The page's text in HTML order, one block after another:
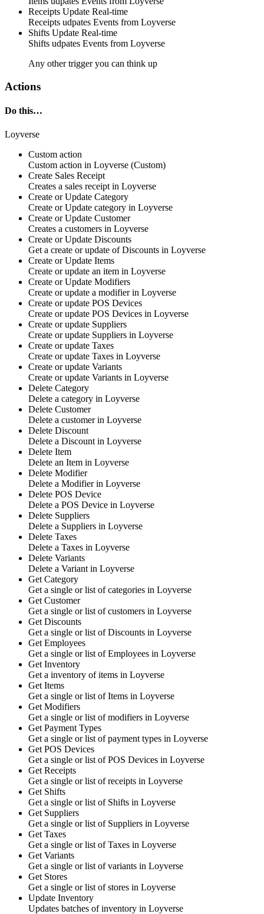
Receipts Update Real-time
Receipts udpates Events from Loyverse
Shifts Update Real-time
Shifts udpates Events from Loyverse
Any other trigger you can think up
Actions
Do this…
Loyverse
Custom action
Custom action in Loyverse (Custom)
Create Sales Receipt
Creates a sales receipt in Loyverse
Create or Update Category
Create or Update category in Loyverse
Create or Update Customer
Creates a customers in Loyverse
Create or Update Discounts
Get a create or update of Discounts in Loyverse
Create or Update Items
Create or update an item in Loyverse
Create or Update Modifiers
Create or update a modifierin Loyverse
Create or update POS Devices
Create or update POS Devices in Loyverse
Create or update Suppliers
Create or update Suppliers in Loyverse
Create or update Taxes
Create or update Taxes in Loyverse
Create or update Variants
Create or update Variants in Loyverse
Delete Category
Delete a category in Loyverse
Delete Customer
Delete a customerin Loyverse
Delete Discount
Delete a Discount in Loyverse
Delete Item
Delete an Item in Loyverse
Delete Modifier
Delete a Modifierin Loyverse
Delete POS Device
Delete a POS Device in Loyverse
Delete Suppliers
Delete a Suppliers in Loyverse
Delete Taxes
Delete a Taxes in Loyverse
Delete Variants
Delete a Variant in Loyverse
Get Category
Get a single or list of categories in Loyverse
Get Customer
Get a single or list of customers in Loyverse
Get Discounts
Get a single or list of Discounts in Loyverse
Get Employees
Get a single or list of Employees in Loyverse
Get Inventory
Get a inventory of items in Loyverse
Get Items
Get a single or list of Items in Loyverse
Get Modifiers
Get a single or list of modifiers in Loyverse
Get Payment Types
Get a single or list of payment types in Loyverse
Get POS Devices
Get a single or list of POS Devices in Loyverse
Get Receipts
Get a single or list of receipts in Loyverse
Get Shifts
Get a single or list of Shifts in Loyverse
Get Suppliers
Get a single or list of Suppliers in Loyverse
Get Taxes
Get a single or list of Taxes in Loyverse
Get Variants
Get a single or list of variants in Loyverse
Get Stores
Get a single or list of stores in Loyverse
Update Inventory
Updates batches of inventory in Loyverse